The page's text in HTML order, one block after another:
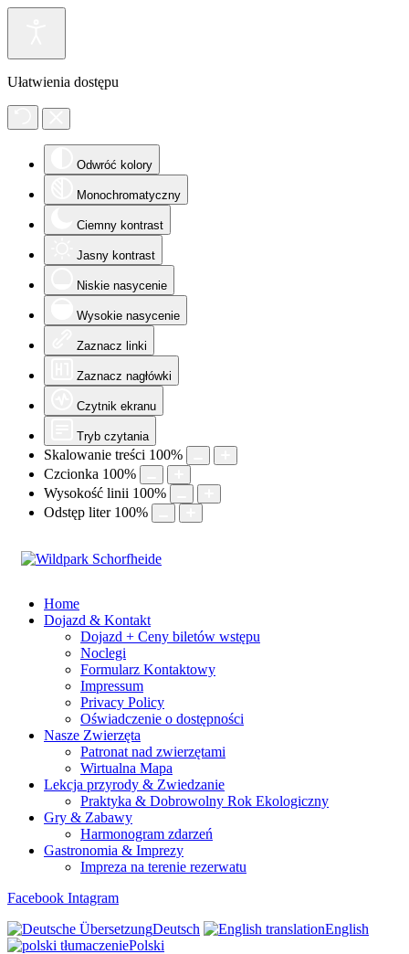
Ułatwienia dostępu
Odwróć kolory
Monochromatyczny
Ciemny kontrast
Jasny kontrast
Niskie nasycenie
Wysokie nasycenie
Zaznacz linki
Zaznacz nagłówki
Czytnik ekranu
Tryb czytania
Skalowanie treści 100%
Czcionka 100%
Wysokość linii 100%
Odstęp liter 100%
Home
Dojazd & Kontakt
Dojazd + Ceny biletów wstępu
Noclegi
Formularz Kontaktowy
Impressum
Privacy Policy
Oświadczenie o dostępności
Nasze Zwierzęta
Patronat nad zwierzętami
Wirtualna Mapa
Lekcja przyrody & Zwiedzanie
Praktyka & Dobrowolny Rok Ekologiczny
Gry & Zabawy
Harmonogram zdarzeń
Gastronomia & Imprezy
Impreza na terenie rezerwatu
Facebook Intagram
Deutsch
English
Polski